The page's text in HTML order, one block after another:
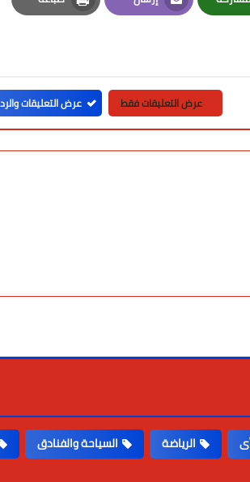
Whatsapp
Email
Print
عرض التعليقات فقط عرض التعليقات
الرياضة
السياحة والفنادق